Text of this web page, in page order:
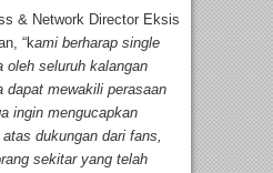
& Network Director Eksis
“kami berharap single
oleh seluruh kalangan
dapat mewakili perasaan
ingin mengucapkan
dukungan dari fans,
sekitar yang telah